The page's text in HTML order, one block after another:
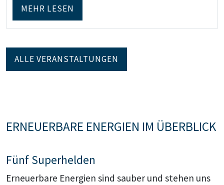
MEHR LESEN
ALLE VERANSTALTUNGEN
ERNEUERBARE ENERGIEN IM ÜBERBLICK
Fünf Superhelden
Erneuerbare Energien sind sauber und stehen uns